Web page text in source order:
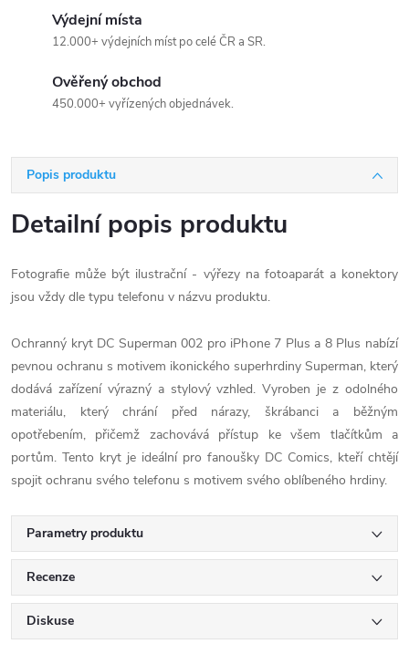
Výdejní místa
12.000+ výdejních míst po celé ČR a SR.
Ověřený obchod
450.000+ vyřízených objednávek.
Popis produktu
Detailní popis produktu
Fotografie může být ilustrační - výřezy na fotoaparát a konektory
jsou vždy dle typu telefonu v názvu produktu.
Ochranný kryt DC Superman 002 pro iPhone 7 Plus a 8 Plus nabízí
pevnou ochranu s motivem ikonického superhrdiny Superman, který
dodává zařízení výrazný a stylový vzhled. Vyroben je z odolného
materiálu, který chrání před nárazy, škrábanci a běžným
opotřebením, přičemž zachovává přístup ke všem tlačítkům a
portům. Tento kryt je ideální pro fanoušky DC Comics, kteří chtějí
spojit ochranu svého telefonu s motivem svého oblíbeného hrdiny.
Parametry produktu
Recenze
Diskuse